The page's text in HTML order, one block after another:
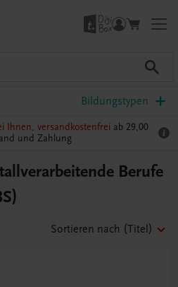
Bildungstypen
Ihnen, versandkostenfrei ab 29,00
und Zahlung
Berufe
Sortieren nach (Titel)